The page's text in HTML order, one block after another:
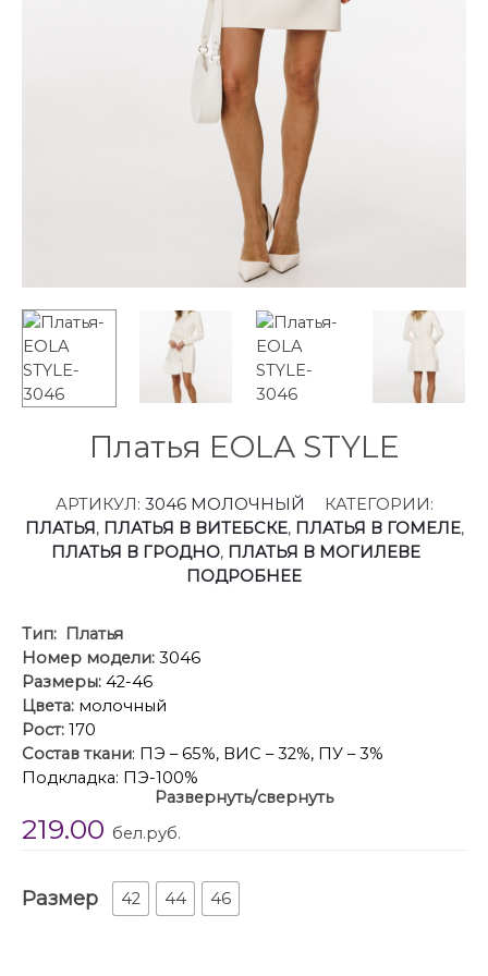
Платья EOLA STYLE
АРТИКУЛ: 3046 МОЛОЧНЫЙ
КАТЕГОРИИ:
ПЛАТЬЯ , ПЛАТЬЯ В ВИТЕБСКЕ, ПЛАТЬЯ В ГОМЕЛЕ,
ПЛАТЬЯ В ГРОДНО, ПЛАТЬЯ В МОГИЛЕВЕ
ПОДРОБНЕЕ
Тип:
Платья
Номер модели: 3046
Размеры: 42-46
Цвета: молочный
Рост: 170
Состав ткани: ПЭ – 65%, ВИС – 32%, ПУ – 3%
Подкладка: ПЭ-100%
: Платье выполнено из костюмно-
плательной ткани. Платье Х-образного силуэта
вытачки от горловины. Застежка на потайную
молнию в среднем шве спинки. Горловина
Развернуть/свернуть
219.00 бел.руб.
Размер 42 44 46